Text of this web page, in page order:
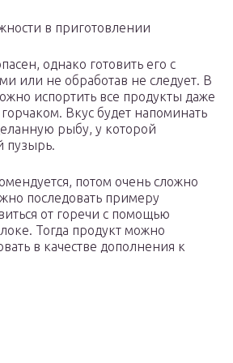
в приготовлении
однако готовить его с
или не обработав не следует. В
испортить все продукты даже
Вкус будет напоминать
рыбу, у которой
пузырь.
потом очень сложно
последовать примеру
от горечи с помощью
Тогда продукт можно
в качестве дополнения к